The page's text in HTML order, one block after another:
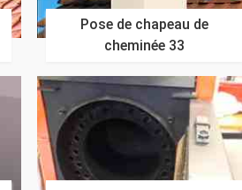
Pose de chapeau de
cheminée 33